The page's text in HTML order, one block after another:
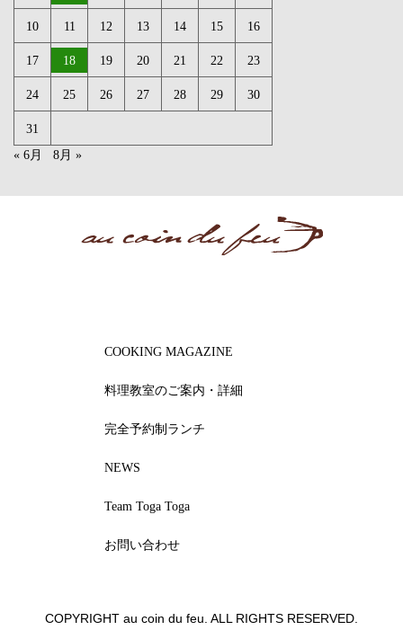
10 11 12 13 14 15 16
17 18 19 20 21 22 23
24 25 26 27 28 29 30
31
« 6月
8月 »
COOKING MAGAZINE
料理教室のご案内・詳細
完全予約制ランチ
NEWS
Team Toga Toga
お問い合わせ
COPYRIGHT au coin du feu. ALL RIGHTS RESERVED.